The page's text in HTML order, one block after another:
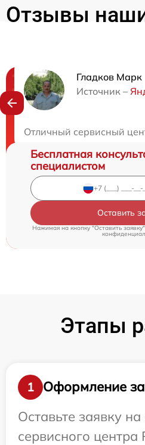
Отзывы
Гладков Марк
Источник –
Отличный сервисный
Нужна
Бесплатная
специалистом
Оставить
Нажимая на кнопку "Оставить
Этапы
1
Оформление
Оставьте заявку на
сервисного центра